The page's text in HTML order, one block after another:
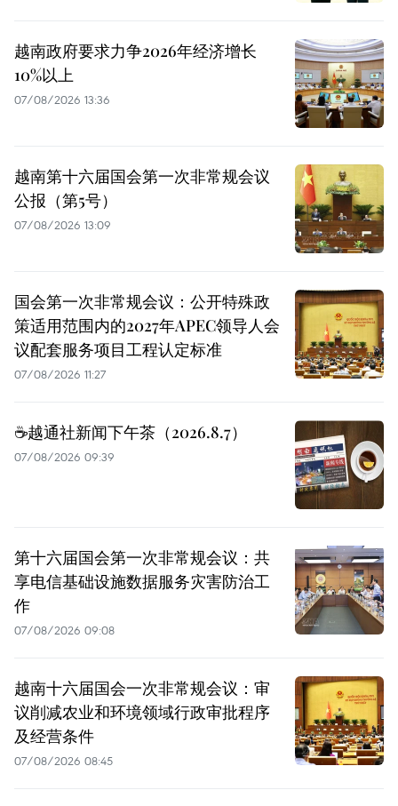
越南政府要求力争2026年经济增长
10%以上
07/08/2026 13:36
越南第十六届国会第一次非常规会议
公报（第5号）
07/08/2026 13:09
国会第一次非常规会议：公开特殊政
策适用范围内的2027年APEC领导人会
议配套服务项目工程认定标准
07/08/2026 11:27
☕️越通社新闻下午茶（2026.8.7）
07/08/2026 09:39
第十六届国会第一次非常规会议：共
享电信基础设施数据服务灾害防治工
作
07/08/2026 09:08
越南十六届国会一次非常规会议：审
议削减农业和环境领域行政审批程序
及经营条件
07/08/2026 08:45